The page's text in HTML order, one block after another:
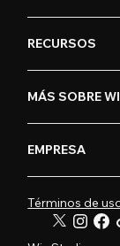
RECURSOS
MÁS SOBRE
EMPRESA
Términos de